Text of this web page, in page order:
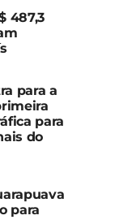
487,3
para a
para
do
para